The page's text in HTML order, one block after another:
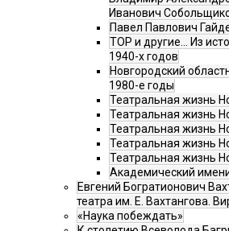
Иванович
Павел Павлович
ТОР и другие… Из
1940-х годов
Новгородский
1980-е годы
Театральная жизнь
Театральная жизнь
Театральная жизнь
Театральная жизнь
Театральная жизнь
Академический
Евгений Богратионович
театра им. Е. Вахтангова.
«Наука побеждать»